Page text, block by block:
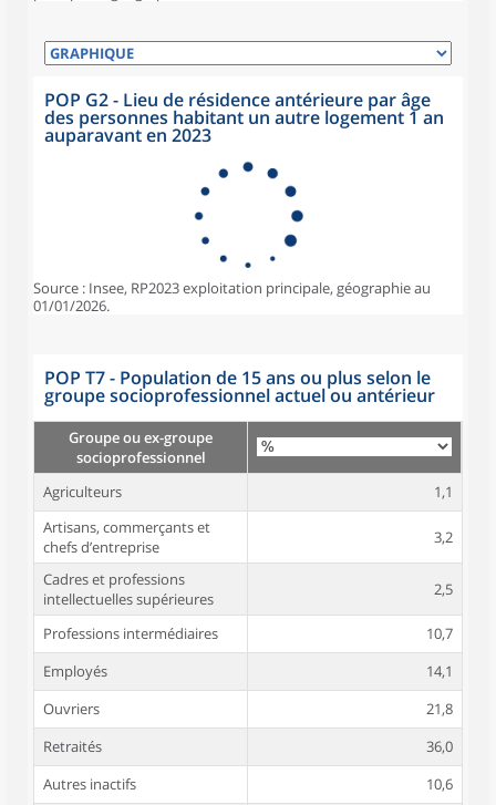
POP G2 - Lieu de résidence antérieure par âge
des personnes habitant un autre logement 1 an
auparavant en 2023
Source : Insee, RP2023 exploitation principale, géographie au
01/01/2026.
POP T7 - Population de 15 ans ou plus selon le
groupe socioprofessionnel actuel ou antérieur
Groupe ou ex-groupe
socioprofessionnel
Agriculteurs
1,1
Artisans, commerçants et
chefs d’entreprise
3,2
Cadres et professions
intellectuelles supérieures
2,5
Professions intermédiaires
10,7
Employés
14,1
Ouvriers
21,8
Retraités
36,0
Autres inactifs
10,6